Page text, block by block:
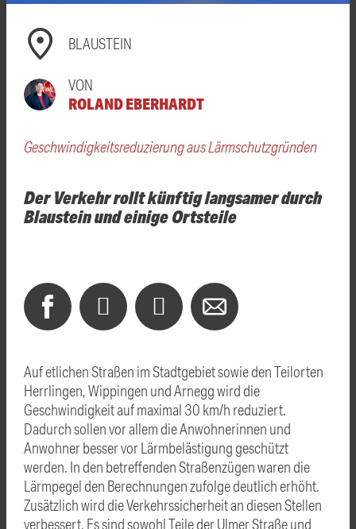
BLAUSTEIN
VON
ROLAND EBERHARDT
Geschwindigkeitsreduzierung aus Lärmschutzgründen
Der Verkehr rollt künftig langsamer durch
Blaustein und einige Ortsteile
Auf etlichen Straßen im Stadtgebiet sowie den Teilorten
Herrlingen, Wippingen und Arnegg wird die
Geschwindigkeit auf maximal 30 km/h reduziert.
Dadurch sollen vor allem die Anwohnerinnen und
Anwohner besser vor Lärmbelästigung geschützt
werden. In den betreffenden Straßenzügen waren die
Lärmpegel den Berechnungen zufolge deutlich erhöht.
Zusätzlich wird die Verkehrssicherheit an diesen Stellen
verbessert. Es sind sowohl Teile der Ulmer Straße und